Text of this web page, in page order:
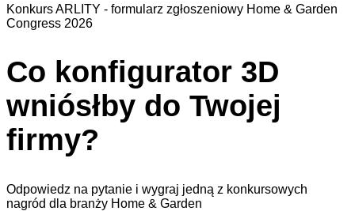
Konkurs ARLITY - formularz zgłoszeniowy Home & Garden
Congress 2026
Co konfigurator 3D
wniósłby do Twojej
firmy?
Odpowiedz na pytanie i wygraj jedną z konkursowych
nagród dla branży Home & Garden